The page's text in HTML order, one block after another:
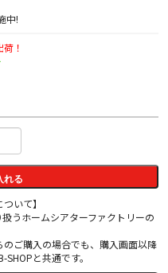
中!
！
れる
いて】
うホームシアターファクトリーの
ご購入の場合でも、購入画面以降
と共通です。